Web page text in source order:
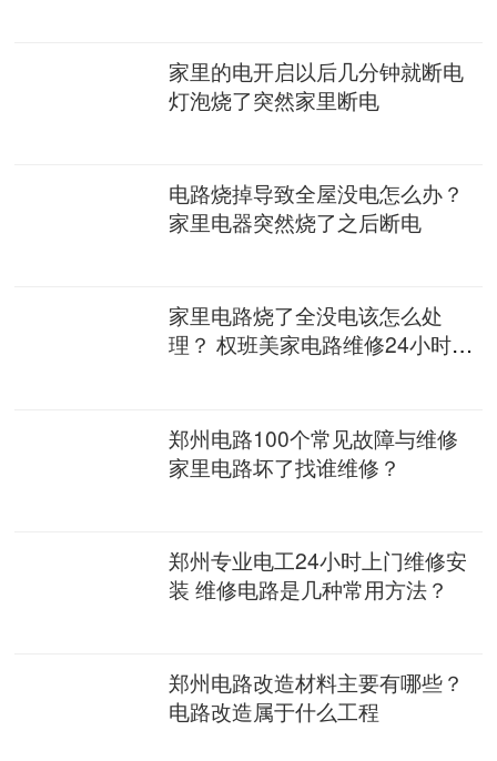
家里的电开启以后几分钟就断电
灯泡烧了突然家里断电
电路烧掉导致全屋没电怎么办？
家里电器突然烧了之后断电
家里电路烧了全没电该怎么处
理？ 权班美家电路维修24小时上
郑州电路100个常见故障与维修
家里电路坏了找谁维修？
郑州专业电工24小时上门维修安
装 维修电路是几种常用方法？
郑州电路改造材料主要有哪些？
电路改造属于什么工程